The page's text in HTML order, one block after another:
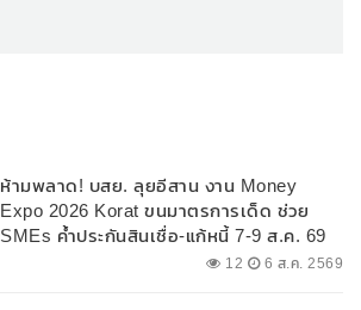
ห้ามพลาด! บสย. ลุยอีสาน งาน Money
Expo 2026 Korat ขนมาตรการเด็ด ช่วย
SMEs ค้ำประกันสินเชื่อ-แก้หนี้ 7-9 ส.ค. 69
12 6 ส.ค. 2569